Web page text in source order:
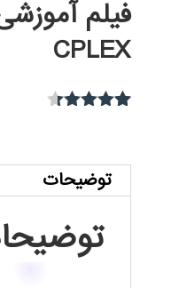
CPLEX
توضیحات